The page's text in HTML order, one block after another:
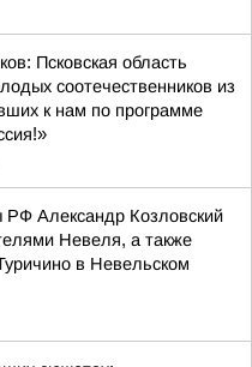
Псковская область
соотечественников из
к нам по программе
РФ Александр Козловский
Невеля, а также
в Невельском